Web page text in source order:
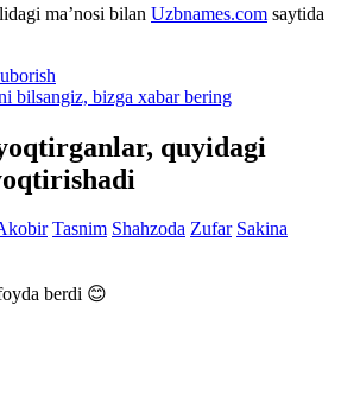
ma’nosi bilan Uzbnames.com saytida
bilsangiz, bizga xabar bering
quyidagi
Tasnim Shahzoda Zufar Sakina
berdi 😊